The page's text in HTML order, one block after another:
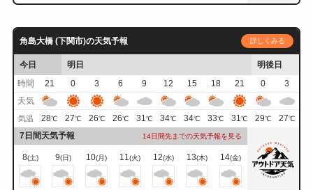
角島大橋 (下関市)の天気予報 詳しくみる
今日 明日
明後日
時間
21 0 3 6 9 12 15 18 21 0
3
天気
気温 28℃ 27℃ 26℃ 26℃ 31℃ 34℃ 34℃ 33℃ 31℃ 29℃ 27℃
7日間天気予報 14日間先までの天気予報を見る
8(土) 9(日) 10(月) 11(火) 12(水) 13(木) 14(金)